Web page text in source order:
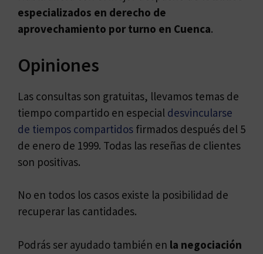
especializados en derecho de
aprovechamiento por turno en Cuenca.
Opiniones
Las consultas son gratuitas, llevamos temas de
tiempo compartido en especial desvincularse
de tiempos compartidos firmados después del 5
de enero de 1999. Todas las reseñas de clientes
son positivas.
No en todos los casos existe la posibilidad de
recuperar las cantidades.
Podrás ser ayudado también en la negociación